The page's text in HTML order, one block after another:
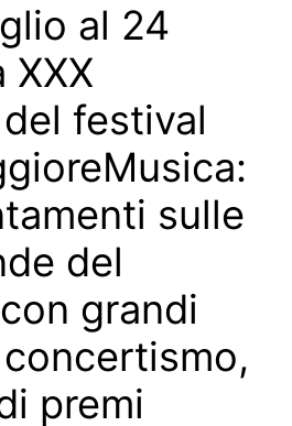
al 24
XXX
festival
sulle
del
grandi
premi